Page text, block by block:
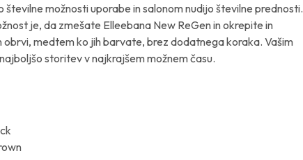
številne možnosti uporabe in salonom nudijo številne prednosti.
je, da zmešate Elleebana New ReGen in okrepite in
obrvi, medtem ko jih barvate, brez dodatnega koraka. Vašim
storitev v najkrajšem možnem času.